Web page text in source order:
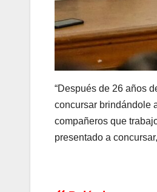
“Después de 26 años
concursar brindándole
compañeros que
presentado a